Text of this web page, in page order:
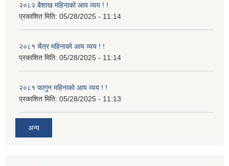
२०८२ बैशाख महिनाको आय व्यय ! !
प्रकाशित मिति: 05/28/2025 - 11:14
२०८१ चैत्र महिनाको आय व्यय ! !
प्रकाशित मिति: 05/28/2025 - 11:14
२०८१ फागुन महिनाको आय व्यय ! !
प्रकाशित मिति: 05/28/2025 - 11:13
अन्य